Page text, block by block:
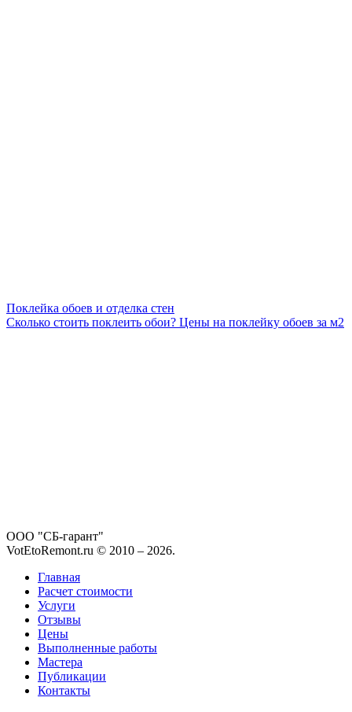
Поклейка обоев и отделка стен
Сколько стоить поклеить обои? Цены на поклейку обоев за м2
ООО "СБ-гарант"
VotEtoRemont.ru © 2010 – 2026.
Главная
Расчет стоимости
Услуги
Отзывы
Цены
Выполненные работы
Мастера
Публикации
Контакты